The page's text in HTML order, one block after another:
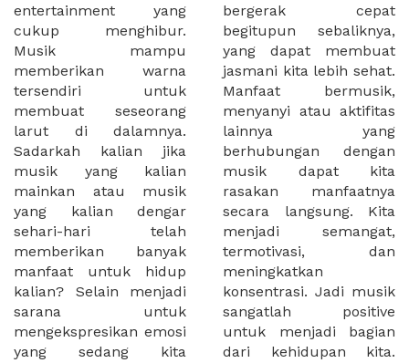
entertainment yang
cukup menghibur.
Musik mampu
memberikan warna
tersendiri untuk
membuat seseorang
larut di dalamnya.
Sadarkah kalian jika
musik yang kalian
mainkan atau musik
yang kalian dengar
sehari-hari telah
memberikan banyak
manfaat untuk hidup
kalian? Selain menjadi
sarana untuk
mengekspresikan emosi
yang sedang kita
bergerak cepat
begitupun sebaliknya,
yang dapat membuat
jasmani kita lebih sehat.
Manfaat bermusik,
menyanyi atau aktifitas
lainnya yang
berhubungan dengan
musik dapat kita
rasakan manfaatnya
secara langsung. Kita
menjadi semangat,
termotivasi, dan
meningkatkan
konsentrasi. Jadi musik
sangatlah positive
untuk menjadi bagian
dari kehidupan kita.